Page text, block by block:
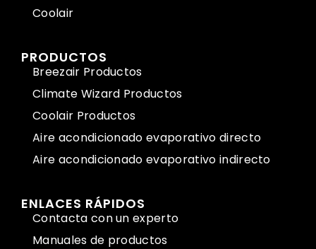
Coolair
PRODUCTOS
Breezair Productos
Climate Wizard Productos
Coolair Productos
Aire acondicionado evaporativo directo
Aire acondicionado evaporativo indirecto
ENLACES RÁPIDOS
Contacta con un experto
Manuales de productos